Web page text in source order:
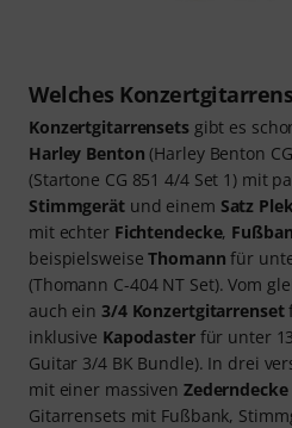
Welches
Konzertgitarrensetsgibt es
Harley Benton (Harley Benton
(Startone CG 851 4/4 Set 1) mit
Stimmgerätund einem Satz
mit echter Fichtendecke,
beispielsweise Thomann für
(Thomann C-404 NT Set). Vom
auch ein3/4 Konzertgitarrenset
inklusive Kapodasterfür unter
Guitar 3/4 BK Bundle). In drei
mit einer massiven Zederndecke
Gitarrensets mit Fußbank,